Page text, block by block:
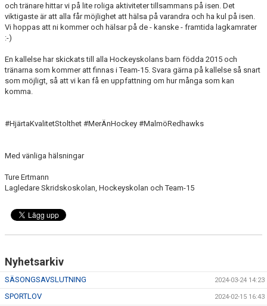
och tränare hittar vi på lite roliga aktiviteter tillsammans på isen. Det
viktigaste är att alla får möjlighet att hälsa på varandra och ha kul på isen.
Vi hoppas att ni kommer och hälsar på de - kanske - framtida lagkamrater
:-)
En kallelse har skickats till alla Hockeyskolans barn födda 2015 och
tränarna som kommer att finnas i Team-15. Svara gärna på kallelse så snart
som möjligt, så att vi kan få en uppfattning om hur många som kan
komma.
#HjärtaKvalitetStolthet #MerÄnHockey #MalmöRedhawks
Med vänliga hälsningar
Ture Ertmann
Lagledare Skridskoskolan, Hockeyskolan och Team-15
Nyhetsarkiv
SÄSONGSAVSLUTNING 2024-03-24 14:23
SPORTLOV 2024-02-15 16:43